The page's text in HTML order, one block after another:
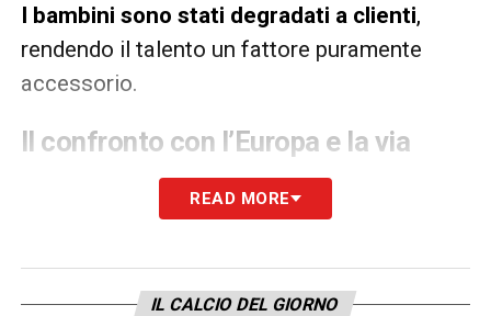
I bambini sono stati degradati a clienti,
rendendo il talento un fattore puramente
accessorio.
Il confronto con l’Europa e la via
L’autore evidenzia le lacune del sistema
READ MORE
IL CALCIO DEL GIORNO